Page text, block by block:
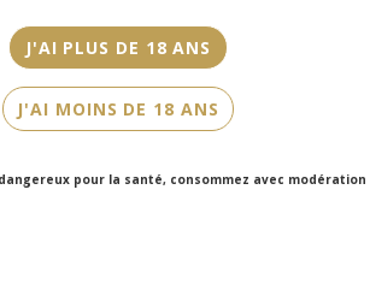
J'AI PLUS DE 18 ANS
J'AI MOINS DE 18 ANS
pour la santé, consommez avec modération
partir du 31 août.
Les commandes
en click-and-
collect (cave
Faubourg Saint-
Victor Hugo)